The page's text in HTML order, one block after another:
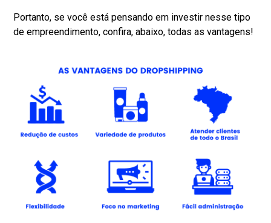
Portanto, se você está pensando em investir nesse tipo
de empreendimento, confira, abaixo, todas as vantagens!